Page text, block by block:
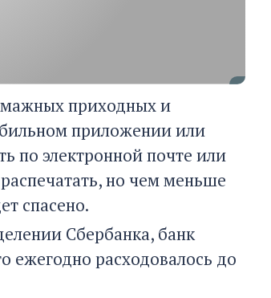
приходных и
приложении или
по электронной почте или
но чем меньше
спасено.
Сбербанка, банк
ежегодно расходовалось до